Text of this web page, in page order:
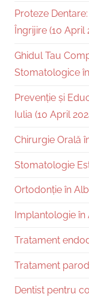
Proteze
Îngrijire (10 April
Ghidul Tau
Stomatologice
Prevenție și
Iulia (10 April
Chirurgie Orală
Stomatologie
Ortodonție în
Implantologie în
Tratament
Tratament
Dentist pentru